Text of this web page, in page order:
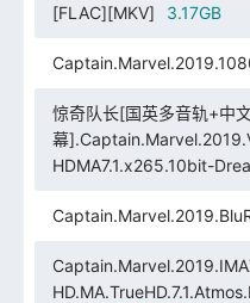
[FLAC][MKV]
3.17GB
惊奇队长[国英多音轨+中
幕
HDMA7.1.x265.10bit-